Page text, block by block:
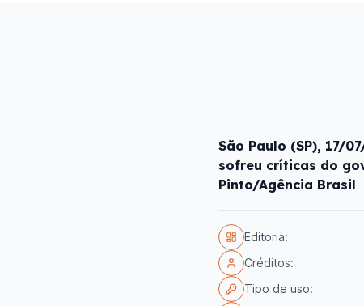
São Paulo (SP), 17/
sofreu críticas do
Pinto/Agência Brasil
Editoria:
Créditos:
Tipo de uso: